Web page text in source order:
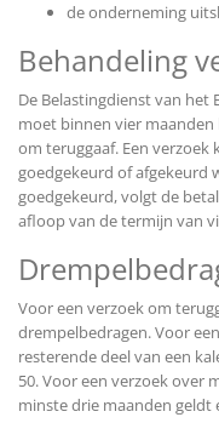
de onderneming
Behandeling
De Belastingdienst van het
moet binnen vier
om teruggaaf. Een verzoek
goedgekeurd of afgekeurd
goedgekeurd, volgt de
afloop van de termijn van
Voor een verzoek om
drempelbedragen. Voor
resterende deel van een
50. Voor een verzoek over
minste drie maanden geldt